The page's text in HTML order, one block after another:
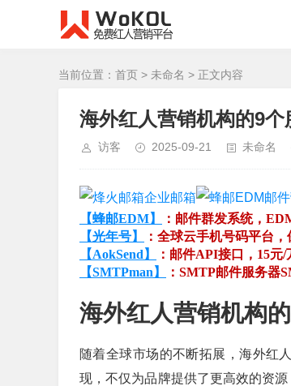
当前位置： 首页 > 未命名 > 正文内容
海外红人营销机构的9
访客 2025-09-21 未命名
【蜂邮EDM】 ：邮件群发系统，
【光年号】
：全球云手机号码平台
【AokSend】
：邮件API接口，15元
【SMTPman】
：SMTP邮件服务器
海外红人营销机构
随着全球市场的不断拓展，海外红
现，不仅为品牌提供了更高效的资